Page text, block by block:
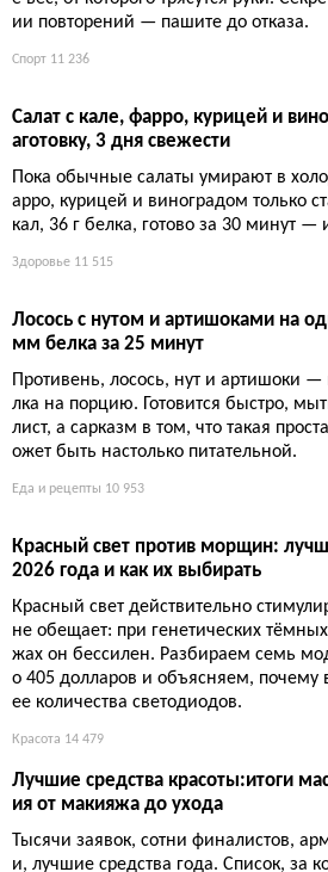
Картофель фри повышает риск
Три порции картофеля фри в неделю
а вырастает на 20 процентов.
ель почти безвреден. Ирония в том,
портить даже овощ.
Здоровье 10 267